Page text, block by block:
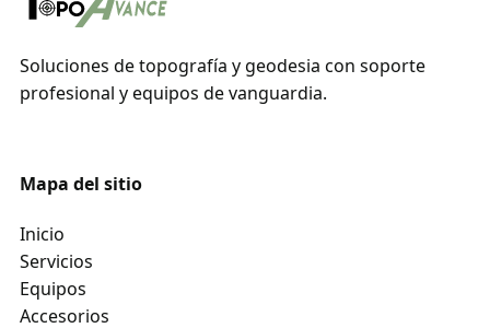
Soluciones de topografía y geodesia con soporte
profesional y equipos de vanguardia.
Mapa del sitio
Inicio
Servicios
Equipos
Accesorios